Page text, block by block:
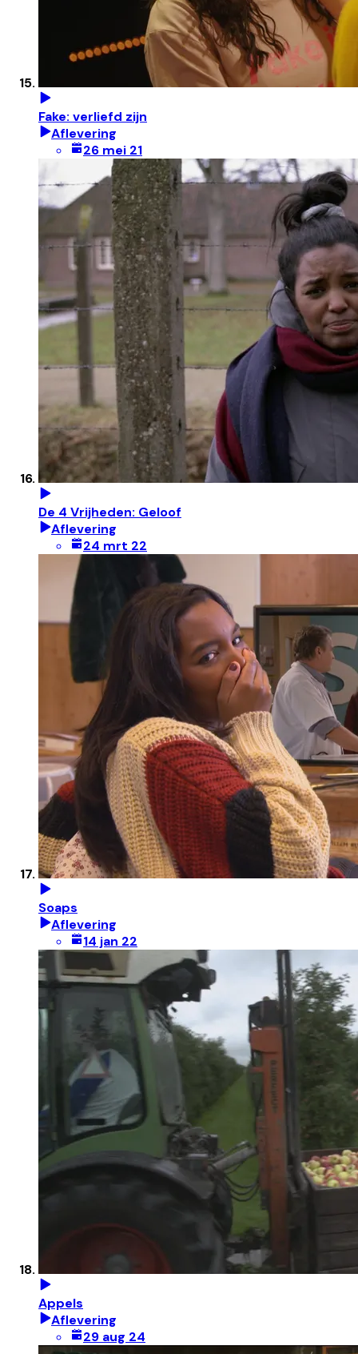
Fake: verliefd zijn
Aflevering
26 mei 21
De 4 Vrijheden: Geloof
Aflevering
24 mrt 22
Soaps
Aflevering
14 jan 22
Appels
Aflevering
29 aug 24